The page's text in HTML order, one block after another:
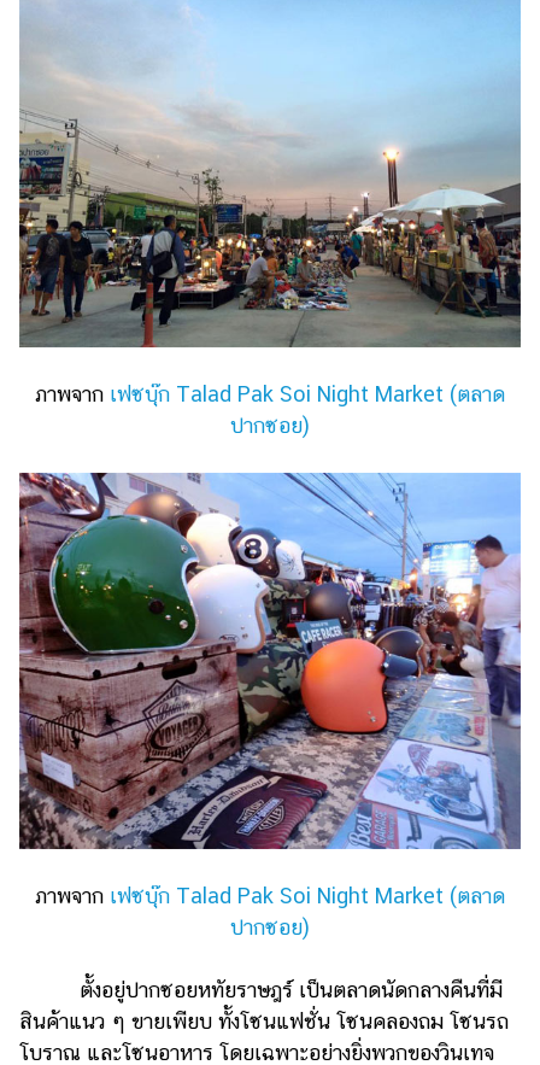
ภาพจาก เฟซบุ๊ก Talad Pak Soi Night Market (ตลาด
ปากซอย)
ภาพจาก เฟซบุ๊ก Talad Pak Soi Night Market (ตลาด
ปากซอย)
ตั้งอยู่ปากซอยหทัยราษฎร์ เป็นตลาดนัดกลางคืนที่มี
สินค้าแนว ๆ ขายเพียบ ทั้งโซนแฟชั่น โซนคลองถม โซนรถ
โบราณ และโซนอาหาร โดยเฉพาะอย่างยิ่งพวกของวินเทจ